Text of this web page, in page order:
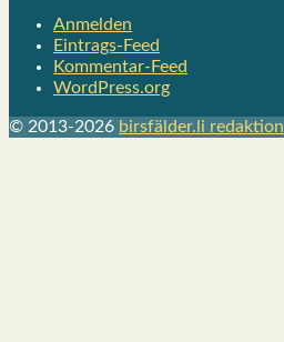
Anmelden
Eintrags-Feed
Kommentar-Feed
WordPress.org
© 2013-2026 birsfälder.li redaktion